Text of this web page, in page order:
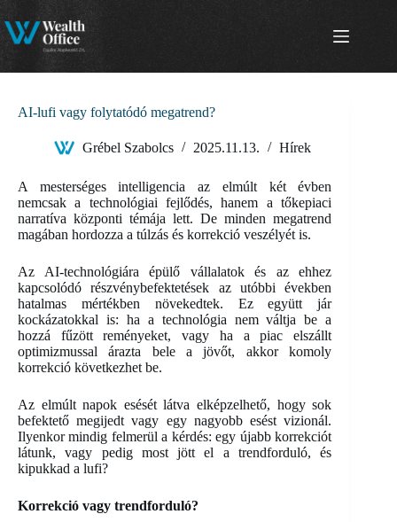
Skip
to
content
AI-lufi vagy folytatódó megatrend?
Grébel Szabolcs 2025.11.13. Hírek
A mesterséges intelligencia az elmúlt két évben
nemcsak a technológiai fejlődés, hanem a tőkepiaci
narratíva központi témája lett. De minden megatrend
magában hordozza a túlzás és korrekció veszélyét is.
Az AI-technológiára épülő vállalatok és az ehhez
kapcsolódó részvénybefektetések az utóbbi években
hatalmas mértékben növekedtek. Ez együtt jár
kockázatokkal is: ha a technológia nem váltja be a
hozzá fűzött reményeket, vagy ha a piac elszállt
optimizmussal árazta bele a jövőt, akkor komoly
korrekció következhet be.
Az elmúlt napok esését látva elképzelhető, hogy sok
befektető megijedt vagy egy nagyobb esést vizionál.
Ilyenkor mindig felmerül a kérdés: egy újabb korrekciót
látunk, vagy pedig most jött el a trendforduló, és
kipukkad a lufi?
Korrekció vagy trendforduló?